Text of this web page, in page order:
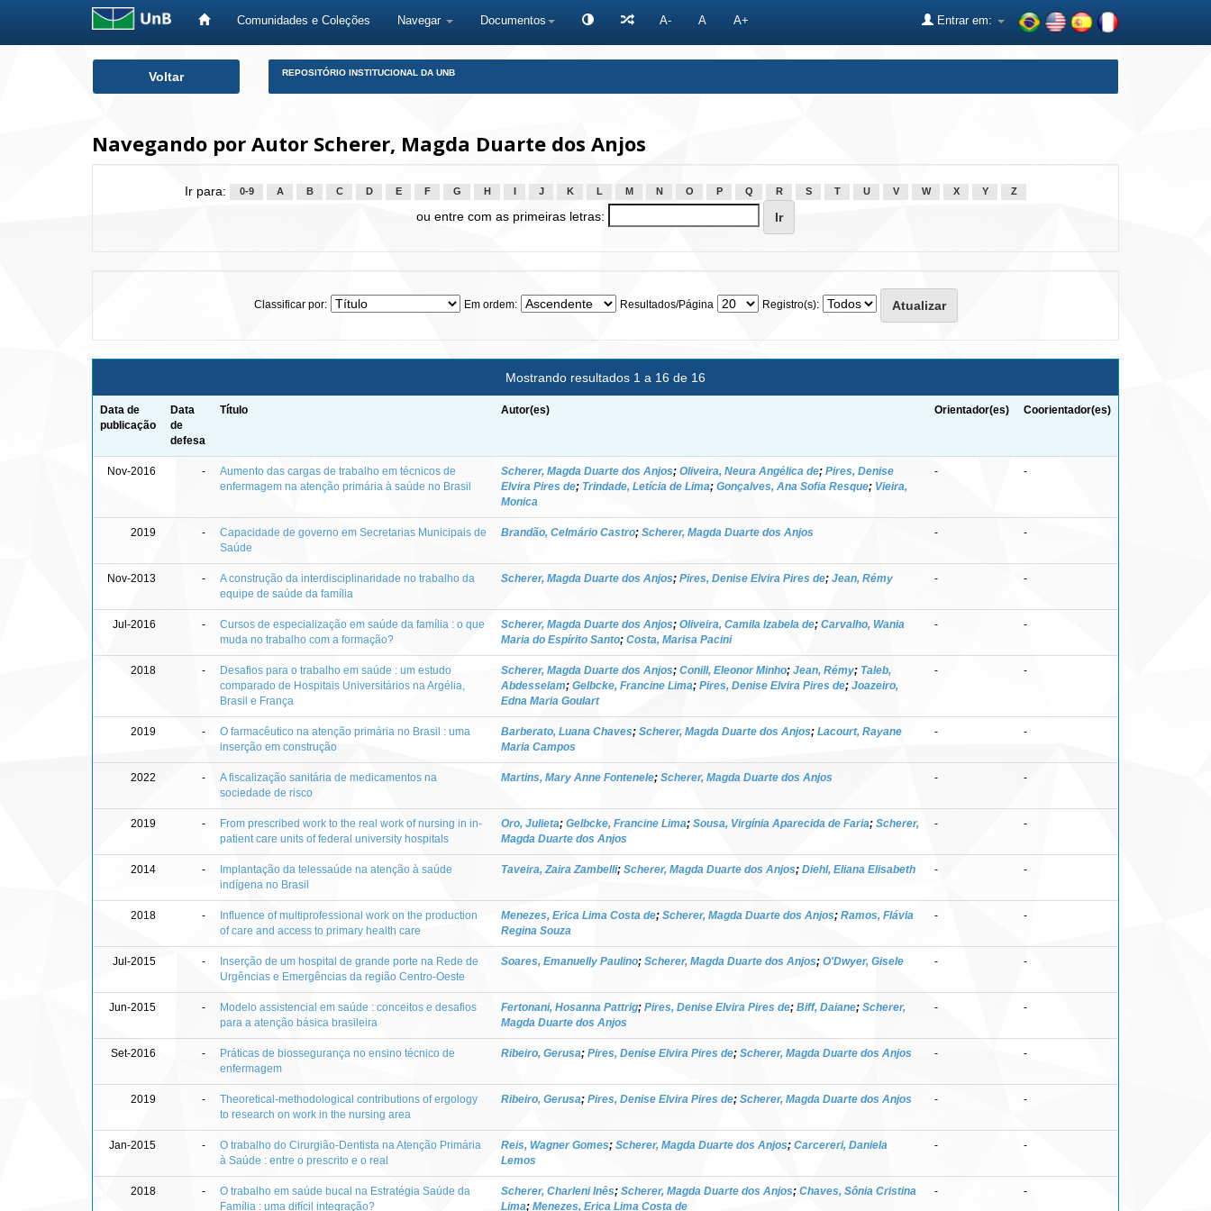
Comunidades e Coleções Navegar Documentos A- A A+ Entrar em:
Voltar REPOSITÓRIO INSTITUCIONAL DA UNB
Navegando por Autor Scherer, Magda Duarte dos Anjos
Ir para: 0-9 A B C D E F G H J K L M N O P Q R S T U V W X Y Z
ou entre com as primeiras letras:
Classificar por: Em ordem: Resultados/Página Registro(s):
Mostrando resultados 1 a 16 de 16
Data de
publicação
Data
de
defesa
Título Autor(es) Orientador(es) Coorientador(es)
Nov-2016 -
Aumento das cargas de trabalho em técnicos de
enfermagem na atenção primária à saúde no Brasil
Scherer, Magda Duarte dos Anjos; Oliveira, Neura Angélica de; Pires, Denise
Elvira Pires de; Trindade, Letícia de Lima; Gonçalves, Ana Sofia Resque; Vieira,
Monica
- -
2019 -
Capacidade de governo em Secretarias Municipais de
Saúde
Brandão, Celmário Castro; Scherer, Magda Duarte dos Anjos - -
Nov-2013 -
A construção da interdisciplinaridade no trabalho da
equipe de saúde da família
Scherer, Magda Duarte dos Anjos; Pires, Denise Elvira Pires de; Jean, Rémy - -
Jul-2016 -
Cursos de especialização em saúde da família : o que
muda no trabalho com a formação?
Scherer, Magda Duarte dos Anjos; Oliveira, Camila Izabela de; Carvalho, Wania
Maria do Espírito Santo; Costa, Marisa Pacini
- -
2018 -
Desafios para o trabalho em saúde : um estudo
comparado de Hospitais Universitários na Argélia,
Brasil e França
Scherer, Magda Duarte dos Anjos; Conill, Eleonor Minho; Jean, Rémy; Taleb,
Abdesselam; Gelbcke, Francine Lima; Pires, Denise Elvira Pires de; Joazeiro,
Edna Maria Goulart
- -
2019 -
O farmacêutico na atenção primária no Brasil : uma
inserção em construção
Barberato, Luana Chaves; Scherer, Magda Duarte dos Anjos; Lacourt, Rayane
Maria Campos
- -
2022 -
A fiscalização sanitária de medicamentos na
sociedade de risco
Martins, Mary Anne Fontenele; Scherer, Magda Duarte dos Anjos - -
2019 -
From prescribed work to the real work of nursing in in-
patient care units of federal university hospitals
Oro, Julieta; Gelbcke, Francine Lima; Sousa, Virgínia Aparecida de Faria; Scherer,
Magda Duarte dos Anjos
- -
2014 -
Implantação da telessaúde na atenção à saúde
indígena no Brasil
Taveira, Zaira Zambelli; Scherer, Magda Duarte dos Anjos; Diehl, Eliana Elisabeth - -
2018 -
Influence of multiprofessional work on the production
of care and access to primary health care
Menezes, Erica Lima Costa de; Scherer, Magda Duarte dos Anjos; Ramos, Flávia
Regina Souza
- -
Jul-2015 -
Inserção de um hospital de grande porte na Rede de
Urgências e Emergências da região Centro-Oeste
Soares, Emanuelly Paulino; Scherer, Magda Duarte dos Anjos; O'Dwyer, Gisele - -
Jun-2015 -
Modelo assistencial em saúde : conceitos e desafios
para a atenção básica brasileira
Fertonani, Hosanna Pattrig; Pires, Denise Elvira Pires de; Biff, Daiane; Scherer,
Magda Duarte dos Anjos
- -
Set-2016 -
Práticas de biossegurança no ensino técnico de
enfermagem
Ribeiro, Gerusa; Pires, Denise Elvira Pires de; Scherer, Magda Duarte dos Anjos - -
2019 -
Theoretical-methodological contributions of ergology
to research on work in the nursing area
Ribeiro, Gerusa; Pires, Denise Elvira Pires de; Scherer, Magda Duarte dos Anjos - -
Jan-2015 -
O trabalho do Cirurgião-Dentista na Atenção Primária
à Saúde : entre o prescrito e o real
Reis, Wagner Gomes; Scherer, Magda Duarte dos Anjos; Carcereri, Daniela
Lemos
- -
2018 -
O trabalho em saúde bucal na Estratégia Saúde da
Família : uma difícil integração?
Scherer, Charleni Inês; Scherer, Magda Duarte dos Anjos; Chaves, Sônia Cristina
Lima; Menezes, Erica Lima Costa de
- -